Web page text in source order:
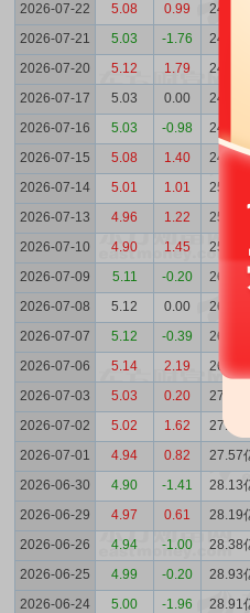
2026-07-22
5.08 0.99 24.19亿
2026-07-21
5.03 -1.76 24.27亿
2026-07-20
5.12 1.79 24.23亿
2026-07-17
5.03 0.00 24.34亿
2026-07-16
5.03 -0.98 24.69亿
2026-07-15
5.08 1.40 24.77
2026-07-14
5.01 1.01 25.04亿
2026-07-13
4.96 1.22 25.19
2026-07-10
4.90 1.45 25.71
2026-07-09
5.11 -0.20 26.76
2026-07-08
5.12 0.00 26.81亿
2026-07-07
5.12 -0.39 26.82亿
2026-07-06
5.14 2.19 26.85亿
2026-07-03
5.03 0.20 27.20亿
2026-07-02
5.02 1.62 27.23亿
2026-07-01
4.94 0.82 27.57
2026-06-30
4.90 -1.41 28.13
2026-06-29
4.97 0.61 28.19
2026-06-26
4.94 -1.00 28.38
2026-06-25
4.99 -0.20 28.93
2026-06-24
5.00 -1.96 28.91